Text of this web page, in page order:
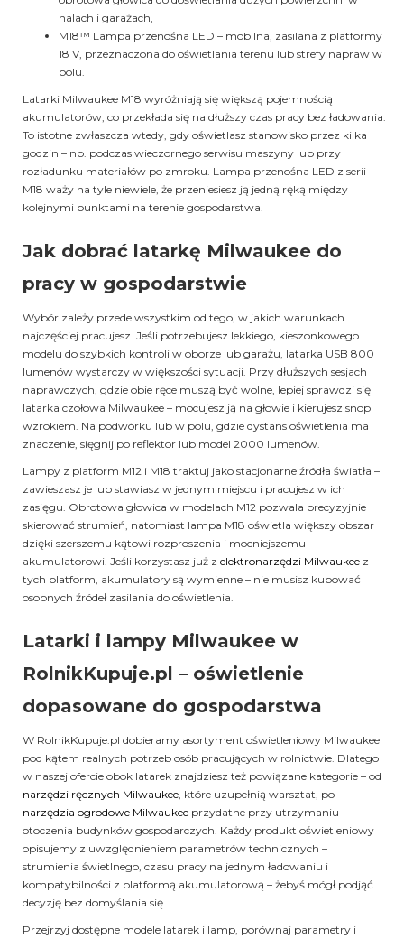
halach i garażach,
M18™ Lampa przenośna LED – mobilna, zasilana z platformy
18 V, przeznaczona do oświetlania terenu lub strefy napraw w
polu.
Latarki Milwaukee M18 wyróżniają się większą pojemnością
akumulatorów, co przekłada się na dłuższy czas pracy bez ładowania.
To istotne zwłaszcza wtedy, gdy oświetlasz stanowisko przez kilka
godzin – np. podczas wieczornego serwisu maszyny lub przy
rozładunku materiałów po zmroku. Lampa przenośna LED z serii
M18 waży na tyle niewiele, że przeniesiesz ją jedną ręką między
kolejnymi punktami na terenie gospodarstwa.
Jak dobrać latarkę Milwaukee do
pracy w gospodarstwie
Wybór zależy przede wszystkim od tego, w jakich warunkach
najczęściej pracujesz. Jeśli potrzebujesz lekkiego, kieszonkowego
modelu do szybkich kontroli w oborze lub garażu, latarka USB 800
lumenów wystarczy w większości sytuacji. Przy dłuższych sesjach
naprawczych, gdzie obie ręce muszą być wolne, lepiej sprawdzi się
latarka czołowa Milwaukee – mocujesz ją na głowie i kierujesz snop
wzrokiem. Na podwórku lub w polu, gdzie dystans oświetlenia ma
znaczenie, sięgnij po reflektor lub model 2000 lumenów.
Lampy z platform M12 i M18 traktuj jako stacjonarne źródła światła –
zawieszasz je lub stawiasz w jednym miejscu i pracujesz w ich
zasięgu. Obrotowa głowica w modelach M12 pozwala precyzyjnie
skierować strumień, natomiast lampa M18 oświetla większy obszar
dzięki szerszemu kątowi rozproszenia i mocniejszemu
akumulatorowi. Jeśli korzystasz już z elektronarzędzi Milwaukee z
tych platform, akumulatory są wymienne – nie musisz kupować
osobnych źródeł zasilania do oświetlenia.
Latarki i lampy Milwaukee w
RolnikKupuje.pl – oświetlenie
dopasowane do gospodarstwa
W RolnikKupuje.pl dobieramy asortyment oświetleniowy Milwaukee
pod kątem realnych potrzeb osób pracujących w rolnictwie. Dlatego
w naszej ofercie obok latarek znajdziesz też powiązane kategorie – od
narzędzi ręcznych Milwaukee , które uzupełnią warsztat, po
narzędzia ogrodowe Milwaukee przydatne przy utrzymaniu
otoczenia budynków gospodarczych. Każdy produkt oświetleniowy
opisujemy z uwzględnieniem parametrów technicznych –
strumienia świetlnego, czasu pracy na jednym ładowaniu i
kompatybilności z platformą akumulatorową – żebyś mógł podjąć
decyzję bez domyślania się.
Przejrzyj dostępne modele latarek i lamp, porównaj parametry i